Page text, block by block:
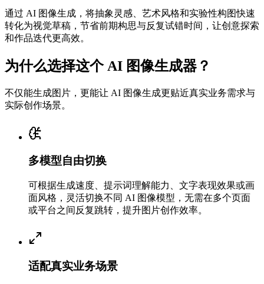
通过 AI 图像生成，将抽象灵感、艺术风格和实验性构图快速
转化为视觉草稿，节省前期构思与反复试错时间，让创意探索
和作品迭代更高效。
为什么选择这个 AI 图像生成器？
不仅能生成图片，更能让 AI 图像生成更贴近真实业务需求与
实际创作场景。
多模型自由切换
可根据生成速度、提示词理解能力、文字表现效果或画
面风格，灵活切换不同 AI 图像模型，无需在多个页面
或平台之间反复跳转，提升图片创作效率。
适配真实业务场景